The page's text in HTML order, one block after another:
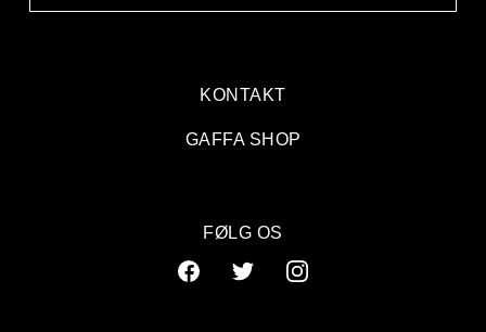
KONTAKT
GAFFA SHOP
FØLG OS